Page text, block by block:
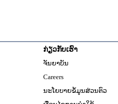
ກ່ຽວກັບເຮົາ
ຈັນຍາບັນ
Careers
ນະໂຍບາຍຂໍ້ມູນສ່ວນຕົວ